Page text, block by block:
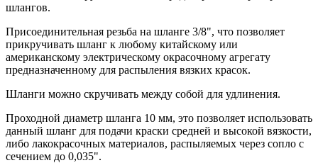
шлангов.
Присоединительная резьба на шланге 3/8", что позволяет
прикручивать шланг к любому китайскому или
американскому электрическому окрасочному агрегату
предназначенному для распыления вязких красок.
Шланги можно скручивать между собой для удлинения.
Проходной диаметр шланга 10 мм, это позволяет использовать
данный шланг для подачи краски средней и высокой вязкости,
либо лакокрасочных материалов, распыляемых через сопло с
сечением до 0,035".